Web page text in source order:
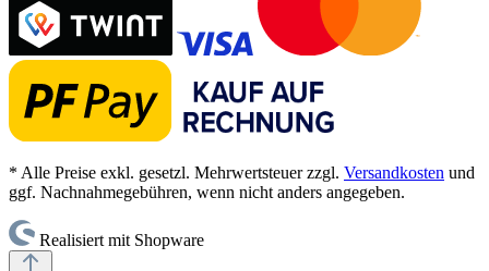
* Alle Preise exkl. gesetzl. Mehrwertsteuer zzgl. Versandkosten und
ggf. Nachnahmegebühren, wenn nicht anders angegeben.
Realisiert mit Shopware